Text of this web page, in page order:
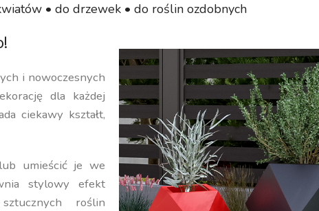
• do drzewek • do roślin ozdobnych
i nowoczesnych
dla każdej
ciekawy kształt,
umieścić je we
stylowy efekt
roślin